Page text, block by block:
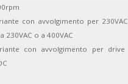
con avvolgimento per
230VAC o a 400VAC
con avvolgimento per drive